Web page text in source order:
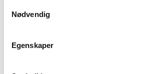
Nødvendig
Egenskaper
mulighet til å se og lære mer om
og delta aktivt gjennom utstillinger,